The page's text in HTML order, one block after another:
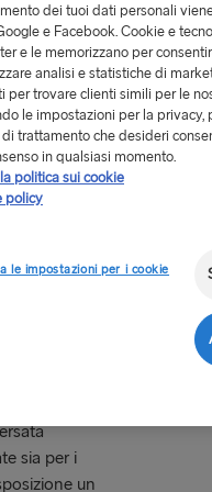
sia per i
un
dei tuoi dati personali
e Facebook. Cookie e
e le memorizzano per
analisi e statistiche di
per trovare clienti simili per le
le impostazioni per la privacy,
trattamento che desideri
in qualsiasi momento.
politica sui cookie
policy
le impostazioni per i cookie